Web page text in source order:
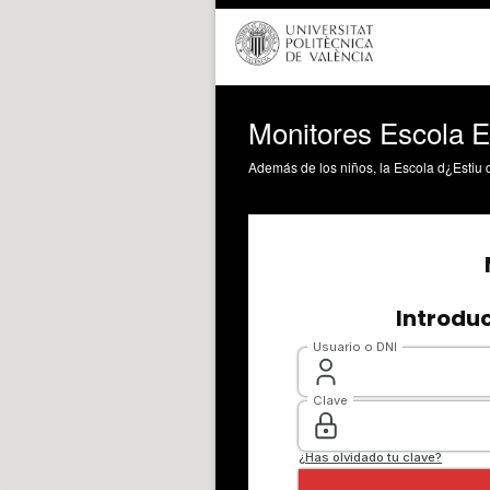
Monitores Escola